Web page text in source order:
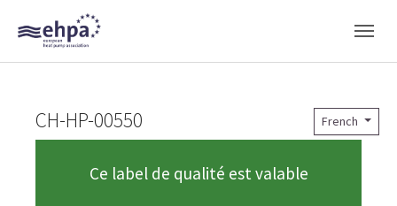
Skip to main navigation
Skip to main content
Skip to page footer
French
CH-HP-00550
Ce label de qualité est valable